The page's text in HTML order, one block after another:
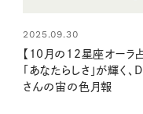
2025.09.30
【10月の12星座オーラ占
「あなたらしさ」が輝く
さんの宙の色月報